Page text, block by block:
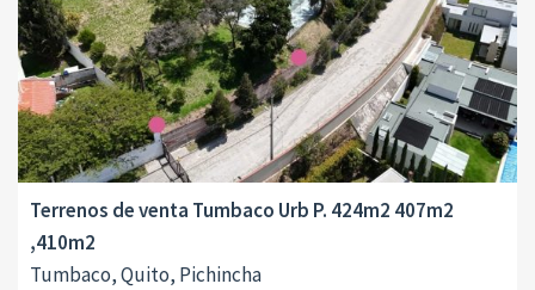
Terrenos de venta Tumbaco Urb P. 424m2 407m2
,410m2
Tumbaco, Quito, Pichincha